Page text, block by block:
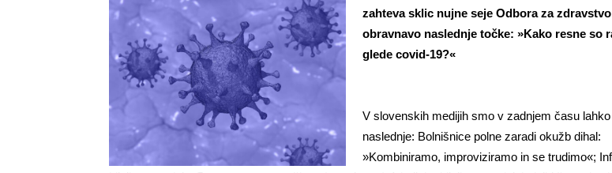
zahteva sklic nujne seje Odbora za
obravnavo naslednje točke: »Kako resne so
glede covid-19?«
V slovenskih medijih smo v zadnjem času
naslednje: Bolnišnice polne zaradi okužb dihal:
»Kombiniramo, improviziramo in se trudimo«;